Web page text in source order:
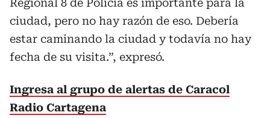
Regional 8 de Policía es importante para la
ciudad, pero no hay razón de eso. Debería
estar caminando la ciudad y todavía no hay
fecha de su visita.”, expresó.
Ingresa al grupo de alertas de Caracol
Radio Cartagena